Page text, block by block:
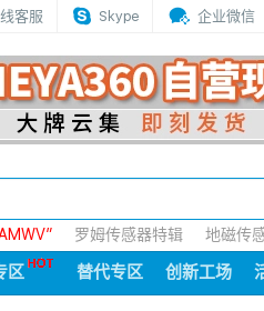
客服 Skype 企业微信
罗姆传感器特辑 地磁传
区 替代专区 创新工场